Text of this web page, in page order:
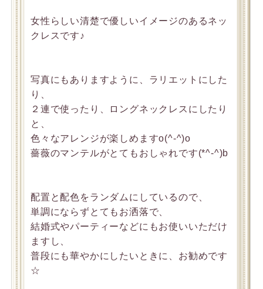
女性らしい清楚で優しいイメージのあるネッ
クレスです♪
写真にもありますように、ラリエットにした
り、
２連で使ったり、ロングネックレスにしたり
と、
色々なアレンジが楽しめますo(^-^)o
薔薇のマンテルがとてもおしゃれです(*^-^)b
配置と配色をランダムにしているので、
単調にならずとてもお洒落で、
結婚式やパーティーなどにもお使いいただけ
ますし、
普段にも華やかにしたいときに、お勧めです
☆